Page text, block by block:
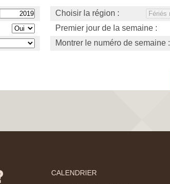
Choisir la région :
Premier jour de la semaine :
Montrer le numéro de semaine :
CALENDRIER